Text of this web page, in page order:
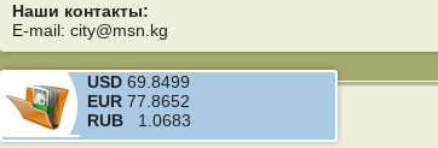
Наши контакты:
E-mail: city@msn.kg
USD 69.8499
EUR 77.8652
RUB 1.0683